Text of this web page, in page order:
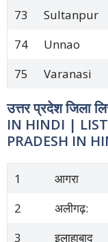
73
Sultanpur
74
Unnao
75
Varanasi
उत्तर प्रदेश जिला
IN HINDI |
PRADESH IN
1
आगरा
2
अलीगढ़:
3
इलाहाबाद